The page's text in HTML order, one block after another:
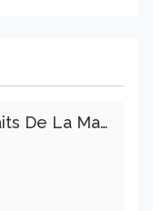
Les Bienfaits De La Marche Sur La Santé Physique Et Mentale